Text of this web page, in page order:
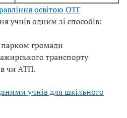
освітою ОТГ
учнів одним зі способів:
громади
транспорту
чи АТП.
учнів для шкільного